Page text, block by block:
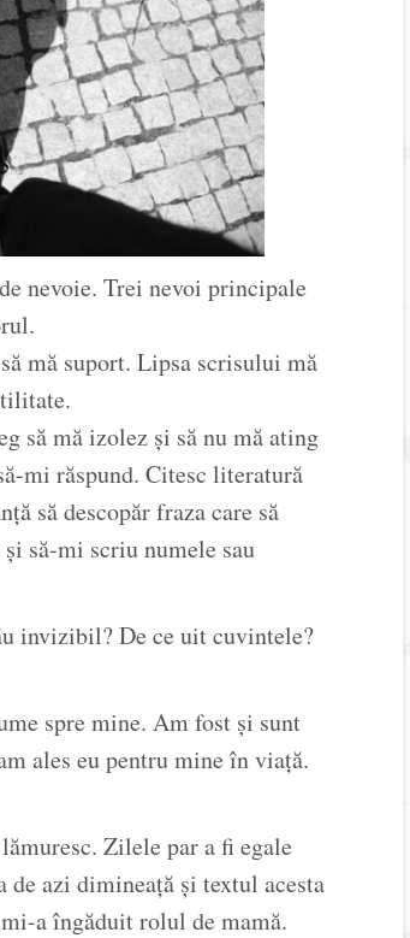
nevoie. Trei nevoi principale
mă suport. Lipsa scrisului mă
să mă izolez și să nu mă ating
mi răspund. Citesc literatură
să descopăr fraza care să
să-mi scriu numele sau
invizibil? De ce uit cuvintele?
spre mine. Am fost și sunt
ales eu pentru mine în viață.
Zilele par a fi egale
azi dimineață și textul acesta
a îngăduit rolul de mamă.